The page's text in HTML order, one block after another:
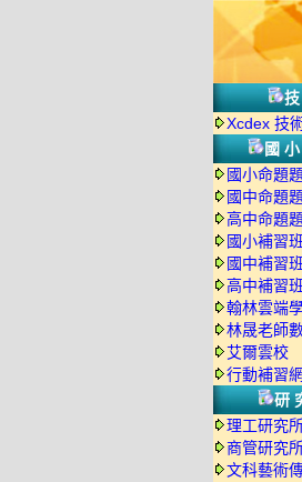
Xcdex 技
國
國小命題
國中命題
高中命題
國小補習
國中補習
高中補習
翰林雲端
林晟老師
艾爾雲校
行動補習網
研
理工研究
商管研究
文科藝術